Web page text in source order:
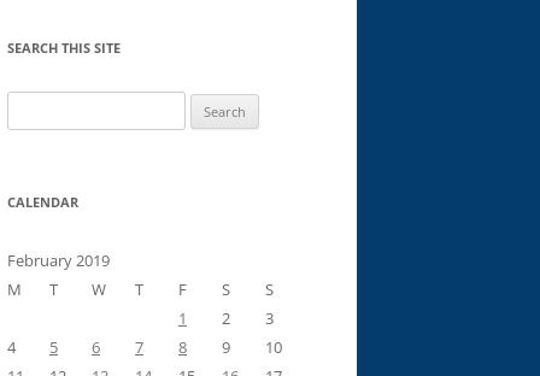
SEARCH THIS SITE
for:
CALENDAR
February 2019
M
T W T F S
S
1
2
3
4
5 6 7 8 9
10